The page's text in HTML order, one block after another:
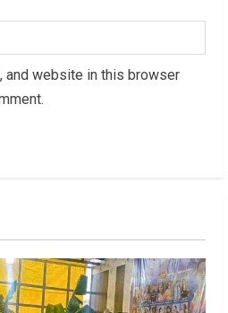
and website in this browser